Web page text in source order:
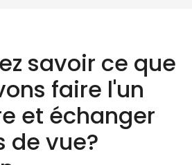
savoir ce que
faire l'un
et échanger
de vue?